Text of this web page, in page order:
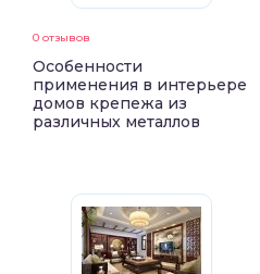
0 отзывов
Особенности
применения в интерьере
домов крепежа из
различных металлов